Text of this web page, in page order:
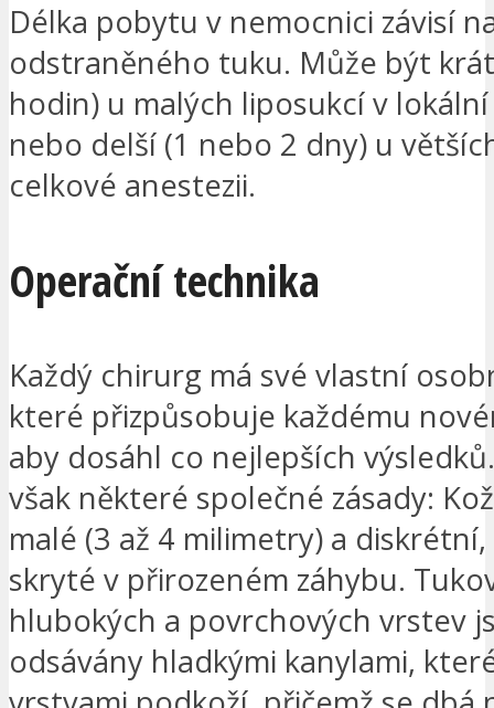
Délka pobytu v nemocnici závisí
odstraněného tuku. Může být
hodin) u malých liposukcí v
nebo delší (1 nebo 2 dny) u
celkové anestezii.
Operační technika
Každý chirurg má své vlastní
které přizpůsobuje každému
aby dosáhl co nejlepších
však některé společné zásady:
malé (3 až 4 milimetry) a
skryté v přirozeném záhybu.
hlubokých a povrchových vrstev
odsávány hladkými kanylami,